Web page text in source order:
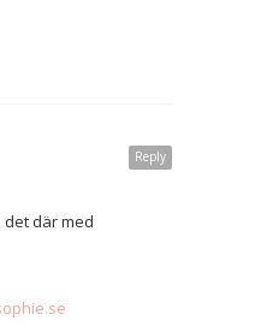
Reply
det där med